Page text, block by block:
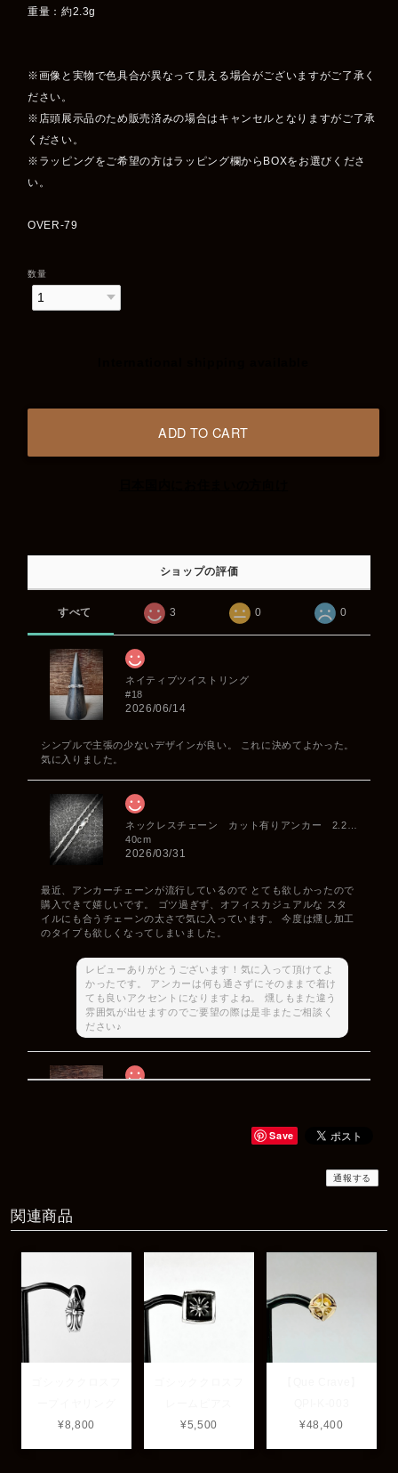
重量：約2.3g
※画像と実物で色具合が異なって見える場合がございますがご了承く
ださい。
※店頭展示品のため販売済みの場合はキャンセルとなりますがご了承
ください。
※ラッピングをご希望の方はラッピング欄からBOXをお選びくださ
い。
OVER-79
数量
ADD TO CART
ショップの評価
すべて 3 0 0
ネイティブツイストリング
#18
2026/06/14
シンプルで主張の少ないデザインが良い。 これに決めてよかった。
気に入りました。
40cm
2026/03/31
最近、アンカーチェーンが流行しているので とても欲しかったので
購入できて嬉しいです。 ゴツ過ぎず、オフィスカジュアルな スタ
イルにも合うチェーンの太さで気に入っています。 今度は燻し加工
のタイプも欲しくなってしまいました。
レビューありがとうございます！気に入って頂けてよ
かったです。 アンカーは何も通さずにそのままで着け
ても良いアクセントになりますよね。 燻しもまた違う
雰囲気が出せますのでご要望の際は是非またご相談く
ださい♪
Save
通報する
関連商品
¥8,800
¥5,500
¥48,400